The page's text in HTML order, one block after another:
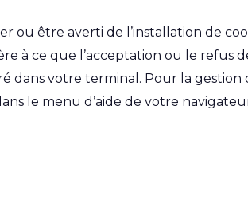
être averti de l’installation de
à ce que l’acceptation ou le refus
dans votre terminal. Pour la
le menu d’aide de votre